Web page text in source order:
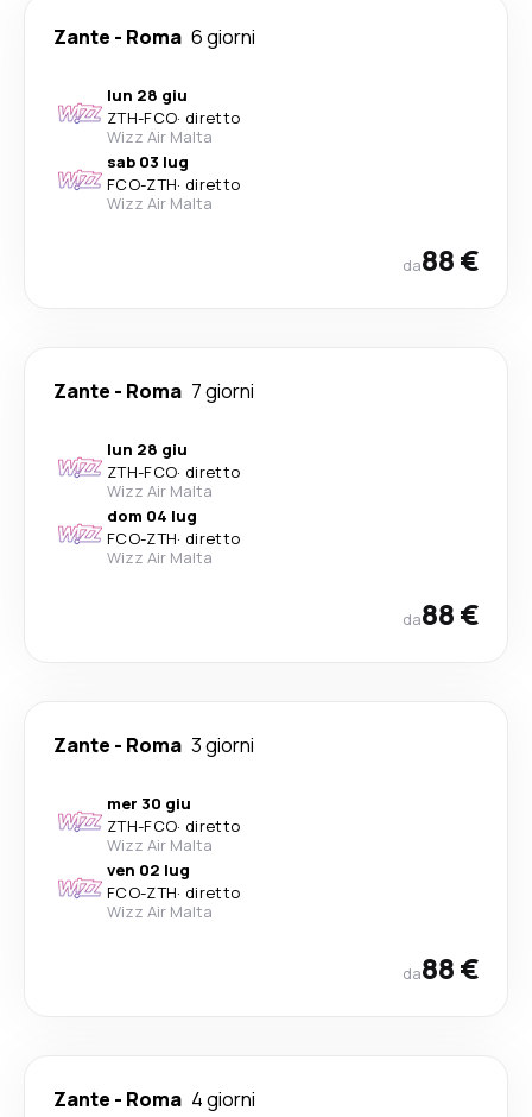
Zante - Roma 6 giorni
lun 28 giu
ZTH-FCO· diretto
Wizz Air Malta
sab 03 lug
FCO-ZTH· diretto
Wizz Air Malta
da88 €
Zante - Roma 7 giorni
lun 28 giu
ZTH-FCO· diretto
Wizz Air Malta
dom 04 lug
FCO-ZTH· diretto
Wizz Air Malta
da88 €
Zante - Roma 3 giorni
mer 30 giu
ZTH-FCO· diretto
Wizz Air Malta
ven 02 lug
FCO-ZTH· diretto
Wizz Air Malta
da88 €
Zante - Roma 4 giorni